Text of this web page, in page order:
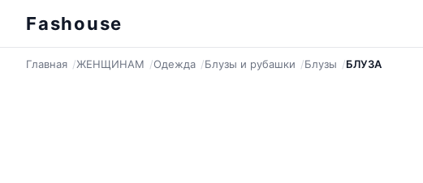
Fashouse
Главная ЖЕНЩИНАМ Одежда Блузы и рубашки Блузы БЛУЗА